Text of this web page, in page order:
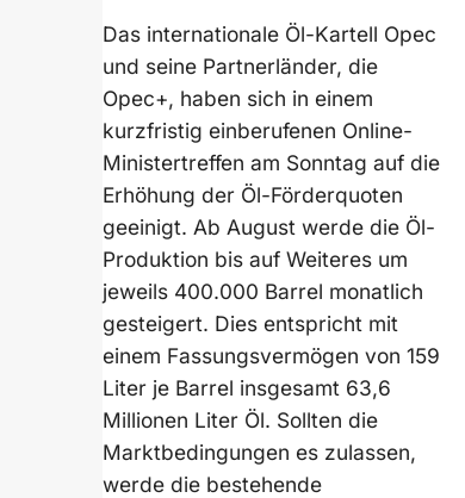
Das internationale Öl-Kartell Opec
und seine Partnerländer, die
Opec+, haben sich in einem
kurzfristig einberufenen Online-
Ministertreffen am Sonntag auf die
Erhöhung der Öl-Förderquoten
geeinigt. Ab August werde die Öl-
Produktion bis auf Weiteres um
jeweils 400.000 Barrel monatlich
gesteigert. Dies entspricht mit
einem Fassungsvermögen von 159
Liter je Barrel insgesamt 63,6
Millionen Liter Öl. Sollten die
Marktbedingungen es zulassen,
werde die bestehende